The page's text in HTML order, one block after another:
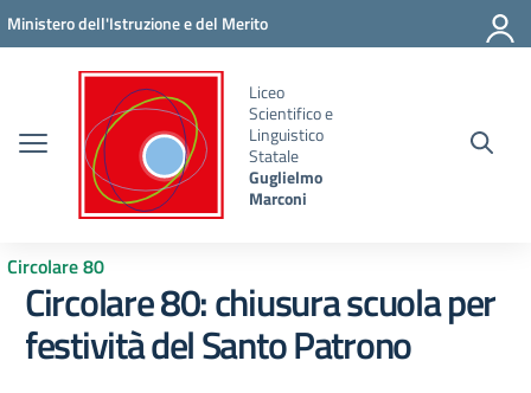
Vai ai contenuti
Vai al menu di navigazione
Vai al footer
Ministero dell'Istruzione e del Merito
Liceo
Scientifico e
Linguistico
Statale
Guglielmo
Marconi
Circolare 80
Circolare 80: chiusura scuola per
festività del Santo Patrono